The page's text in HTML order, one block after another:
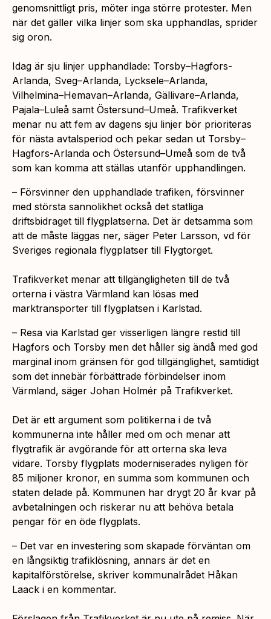
genomsnittligt pris, möter inga större protester. Men
när det gäller vilka linjer som ska upphandlas, sprider
sig oron.
Idag är sju linjer upphandlade: Torsby–Hagfors-
Arlanda, Sveg–Arlanda, Lycksele–Arlanda,
Vilhelmina–Hemavan–Arlanda, Gällivare–Arlanda,
Pajala–Luleå samt Östersund–Umeå. Trafikverket
menar nu att fem av dagens sju linjer bör prioriteras
för nästa avtalsperiod och pekar sedan ut Torsby–
Hagfors-Arlanda och Östersund–Umeå som de två
som kan komma att ställas utanför upphandlingen.
– Försvinner den upphandlade trafiken, försvinner
med största sannolikhet också det statliga
driftsbidraget till flygplatserna. Det är detsamma som
att de måste läggas ner, säger Peter Larsson, vd för
Sveriges regionala flygplatser till Flygtorget.
Trafikverket menar att tillgängligheten till de två
orterna i västra Värmland kan lösas med
marktransporter till flygplatsen i Karlstad.
– Resa via Karlstad ger visserligen längre restid till
Hagfors och Torsby men det håller sig ändå med god
marginal inom gränsen för god tillgänglighet, samtidigt
som det innebär förbättrade förbindelser inom
Värmland, säger Johan Holmér på Trafikverket.
Det är ett argument som politikerna i de två
kommunerna inte håller med om och menar att
flygtrafik är avgörande för att orterna ska leva
vidare. Torsby flygplats moderniserades nyligen för
85 miljoner kronor, en summa som kommunen och
staten delade på. Kommunen har drygt 20 år kvar på
avbetalningen och riskerar nu att behöva betala
pengar för en öde flygplats.
– Det var en investering som skapade förväntan om
en långsiktig trafiklösning, annars är det en
kapitalförstörelse, skriver kommunalrådet Håkan
Laack i en kommentar.